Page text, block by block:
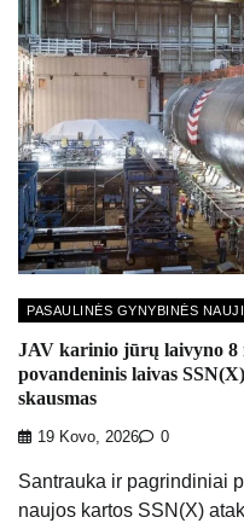
PASAULINĖS GYNYBINĖS
JAV karinio jūrų laivyno 8
povandeninis laivas
skausmas
19 Kovo, 2026 0
Santrauka ir pagrindiniai
naujos kartos SSN(X)